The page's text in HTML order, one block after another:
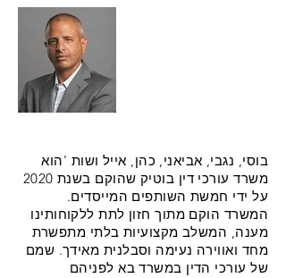
בוסי, נגבי, אביאני, כהן, אייל ושות 'הוא
משרד עורכי דין בוטיק שהוקם בשנת 2020
על ידי חמשת השותפים המייסדים.
המשרד הוקם מתוך חזון לתת ללקוחותינו
מענה, המשלב מקצועיות בלתי מתפשרת
מחד ואווירה נעימה וסבלנית מאידך. שמם
של עורכי הדין במשרד בא לפניהם